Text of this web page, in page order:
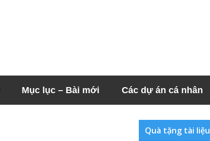
Mục lục – Bài mới Các dự án cá nhân
Quà tặng tài liệu